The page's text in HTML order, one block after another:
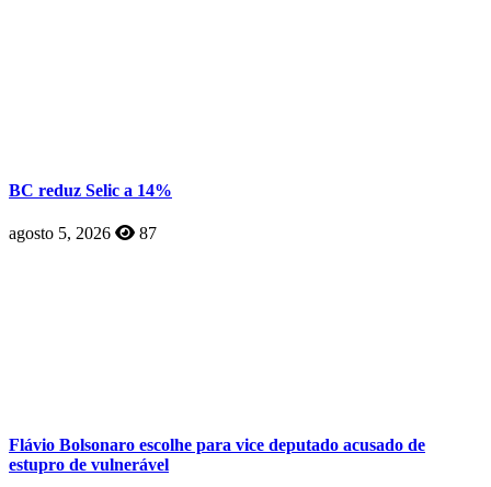
BC reduz Selic a 14%
agosto 5, 2026 87
Flávio Bolsonaro escolhe para vice deputado acusado de
estupro de vulnerável